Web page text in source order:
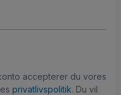
accepterer du vores
privatlivspolitik. Du vil